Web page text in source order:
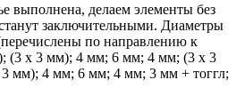
выполнена, делаем элементы без
заключительными. Диаметры
по направлению к
(3 х 3 мм); 4 мм; 6 мм; 4 мм; (3 х 3
мм); 4 мм; 6 мм; 4 мм; 3 мм + тоггл;